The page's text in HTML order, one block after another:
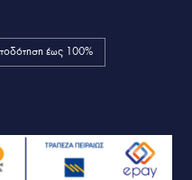
έως 100%